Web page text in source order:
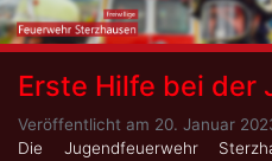
Skip
to
content
Erste Hilfe bei der
Veröffentlicht am 20. Januar
Die Jugendfeuerwehr